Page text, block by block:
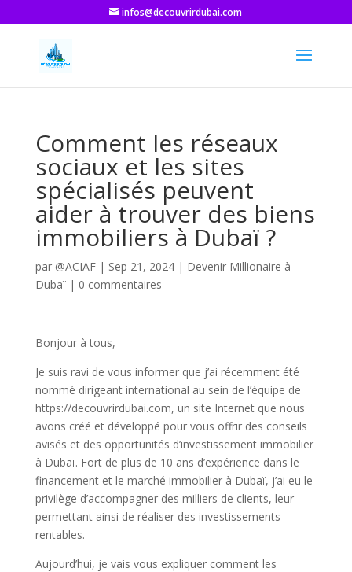
infos@decouvrirdubai.com
Comment les réseaux
sociaux et les sites
spécialisés peuvent
aider à trouver des biens
immobiliers à Dubaï ?
par @ACIAF| Sep 21, 2024| Devenir Millionaire à
Dubaï| 0 commentaires
Bonjour à tous,
Je suis ravi de vous informer que j’ai récemment été
nommé dirigeant international au sein de l’équipe de
https://decouvrirdubai.com, un site Internet que nous
avons créé et développé pour vous offrir des conseils
avisés et des opportunités d’investissement immobilier
à Dubaï. Fort de plus de 10 ans d’expérience dans le
financement et le marché immobilier à Dubaï, j’ai eu le
privilège d’accompagner des milliers de clients, leur
permettant ainsi de réaliser des investissements
rentables.
Aujourd’hui, je vais vous expliquer comment les